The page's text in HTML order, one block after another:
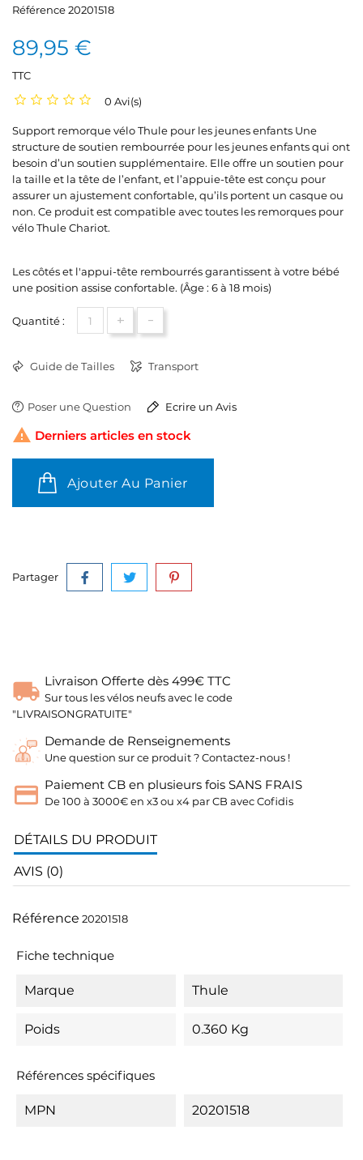
Référence20201518
89,95 €
TTC
0 Avi(s)
Support remorque vélo Thule pour les jeunes enfants Une
structure de soutien rembourrée pour les jeunes enfants qui ont
besoin d’un soutien supplémentaire. Elle offre un soutien pour
la taille et la tête de l’enfant, et l’appuie-tête est conçu pour
assurer un ajustement confortable, qu’ils portent un casque ou
non. Ce produit est compatible avec toutes les remorques pour
vélo Thule Chariot.
Les côtés et l'appui-tête rembourrés garantissent à votre bébé
une position assise confortable. (Âge : 6 à 18 mois)
Quantité : + -
Guide de Tailles Transport
Poser une Question Ecrire un Avis
 Derniers articles en stock
Ajouter Au Panier
Partager
Livraison Offerte dès 499€ TTC
Sur tous les vélos neufs avec le code
"LIVRAISONGRATUITE"
Demande de Renseignements
Une question sur ce produit ? Contactez-nous !
Paiement CB en plusieurs fois SANS FRAIS
De 100 à 3000€ en x3 ou x4 par CB avec Cofidis
DÉTAILS DU PRODUIT
AVIS (0)
Référence 20201518
Fiche technique
Marque Thule
Poids 0.360 Kg
Références spécifiques
MPN 20201518